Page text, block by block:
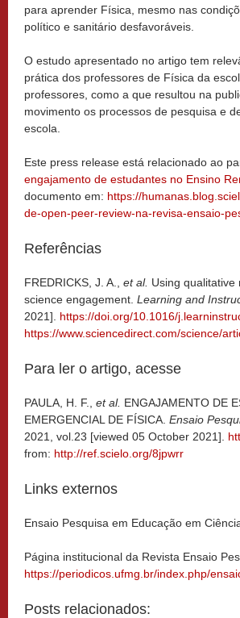
para aprender Física, mesmo nas
político e sanitário desfavoráveis.
O estudo apresentado no artigo tem
prática dos professores de Física da
professores, como a que resultou na
movimento os processos de pesquisa e
escola.
Este press release está relacionado ao
engajamento de estudantes no Ensino
documento em: https://
de-open-peer-review-na-revisa-ensaio-
Referências
FREDRICKS, J. A., et al. Using
science engagement. Learning and
2021]. https://doi.org/10.1016/
https://www.sciencedirect.com/science/
Para ler o artigo, acesse
PAULA, H. F., et al. ENGAJAMENTO DE
EMERGENCIAL DE FÍSICA. Ensaio
2021, vol.23 [viewed 05 October 2021].
from: http://ref.scielo.org/8jpwrr
Links externos
Ensaio Pesquisa em Educação em
Página institucional da Revista Ensaio
https://periodicos.ufmg.br/index.php/
Posts relacionados: